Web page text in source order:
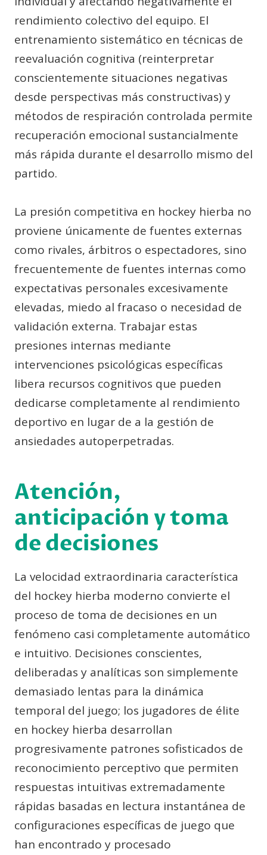
rendimiento colectivo del equipo. El
entrenamiento sistemático en técnicas de
reevaluación cognitiva (reinterpretar
conscientemente situaciones negativas
desde perspectivas más constructivas) y
métodos de respiración controlada permite
recuperación emocional sustancialmente
más rápida durante el desarrollo mismo del
partido.
La presión competitiva en hockey hierba no
proviene únicamente de fuentes externas
como rivales, árbitros o espectadores, sino
frecuentemente de fuentes internas como
expectativas personales excesivamente
elevadas, miedo al fracaso o necesidad de
validación externa. Trabajar estas
presiones internas mediante
intervenciones psicológicas específicas
libera recursos cognitivos que pueden
dedicarse completamente al rendimiento
deportivo en lugar de a la gestión de
ansiedades autoperpetradas.
Atención,
anticipación y toma
de decisiones
La velocidad extraordinaria característica
del hockey hierba moderno convierte el
proceso de toma de decisiones en un
fenómeno casi completamente automático
e intuitivo. Decisiones conscientes,
deliberadas y analíticas son simplemente
demasiado lentas para la dinámica
temporal del juego; los jugadores de élite
en hockey hierba desarrollan
progresivamente patrones sofisticados de
reconocimiento perceptivo que permiten
respuestas intuitivas extremadamente
rápidas basadas en lectura instantánea de
configuraciones específicas de juego que
han encontrado y procesado